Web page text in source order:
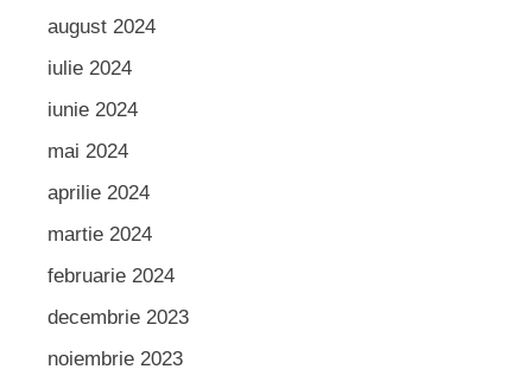
august 2024
iulie 2024
iunie 2024
mai 2024
aprilie 2024
martie 2024
februarie 2024
decembrie 2023
noiembrie 2023